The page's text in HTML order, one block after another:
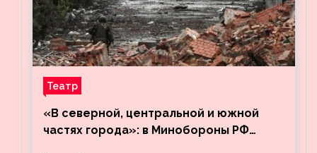
Театр
«В северной, центральной и южной
частях города»: в Минобороны РФ